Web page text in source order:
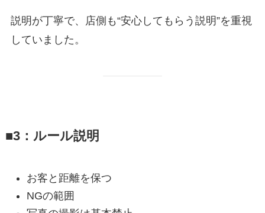
説明が丁寧で、店側も“安心してもらう説明”を重視
していました。
■3：ルール説明
お客と距離を保つ
NGの範囲